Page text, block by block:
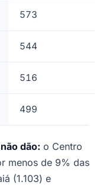
573
544
516
499
dão: o Centro
menos de 9% das
(1.103) e